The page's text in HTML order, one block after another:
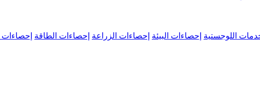
اللوجستية إحصاءات البيئة إحصاءات الزراعة إحصاءات الطاقة إحصاءات